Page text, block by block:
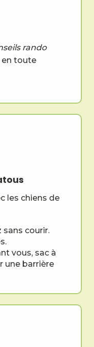
rando
en toute
les chiens de
sans courir.
vous, sac à
une barrière